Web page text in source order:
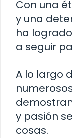
Con una
y una
ha
a seguir
A lo largo
y pasión
cosas.